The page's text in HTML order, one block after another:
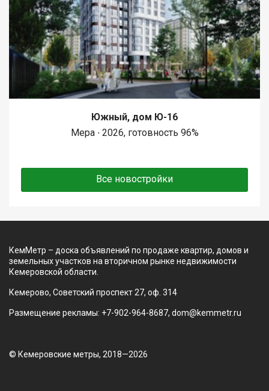
Южный, дом Ю-16
Мера ∙ 2026, готовность 96%
Все новостройки
КемМетр – доска объявлений по продаже квартир, домов и
земельных участков на вторичном рынке недвижимости
Кемеровской области.
Кемерово, Советский проспект 27, оф. 314
Размещение рекламы: +7-902-964-8687, dom@kemmetr.ru
© Кемеровские метры, 2018—2026